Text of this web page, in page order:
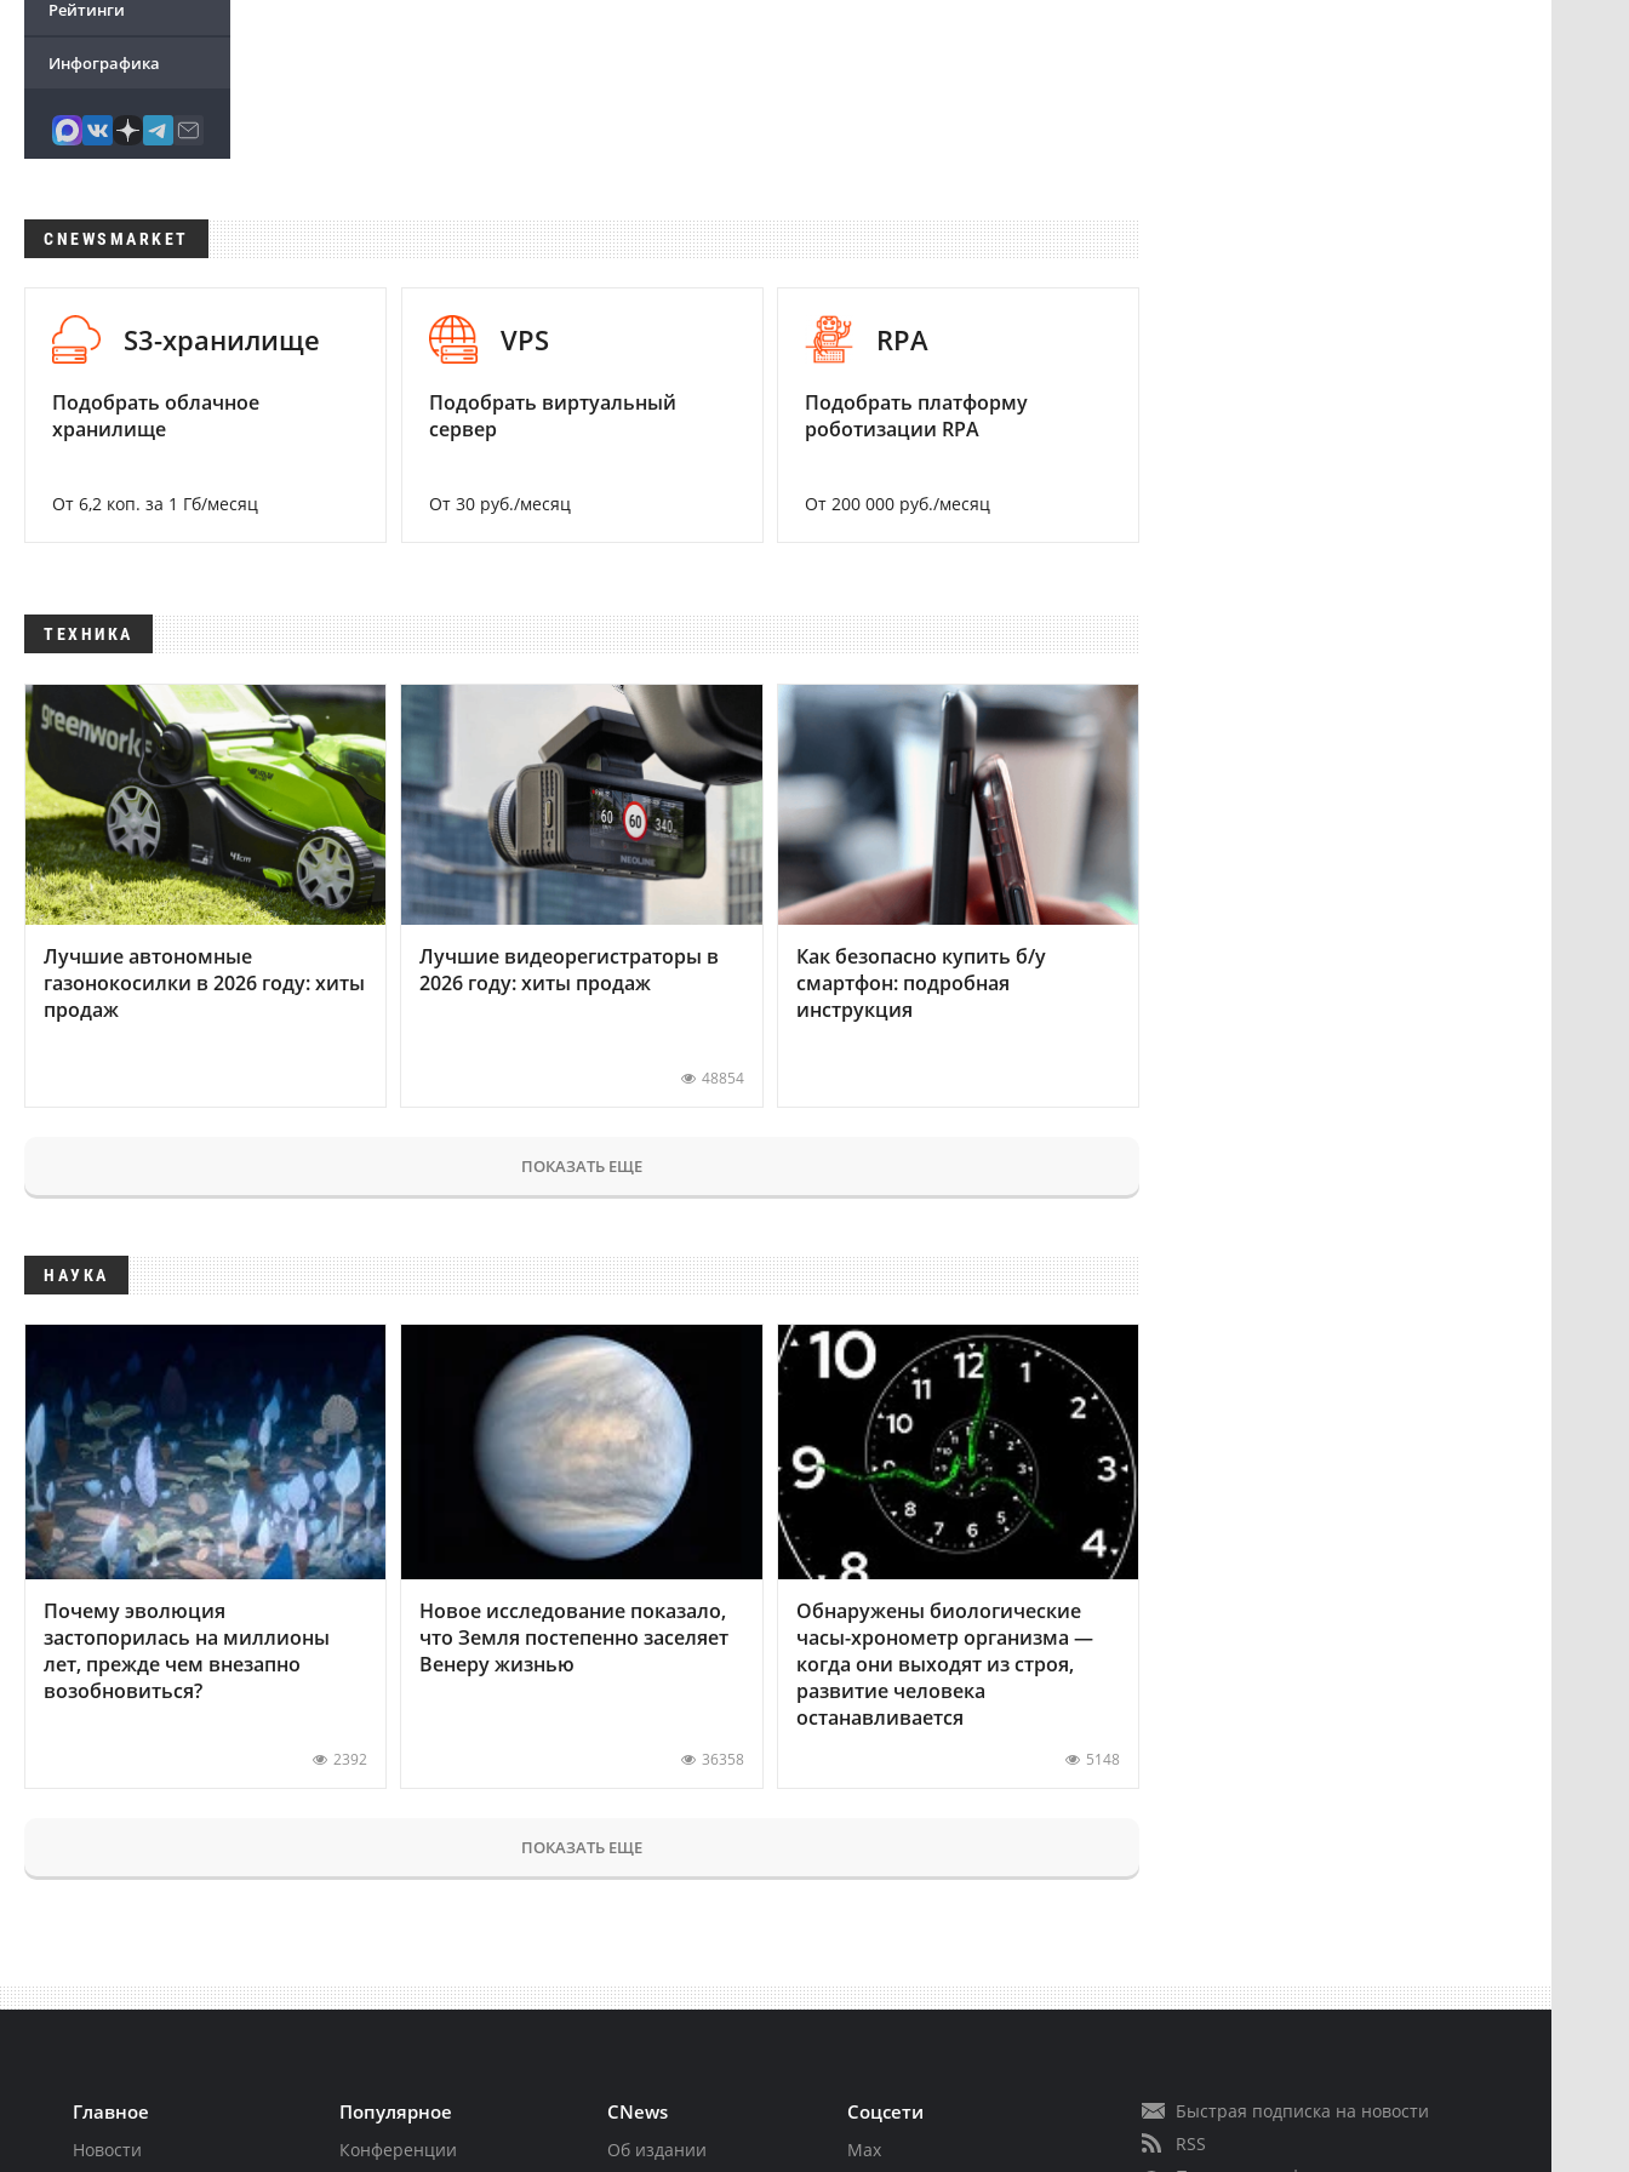
Рейтинги
Инфографика
CNEWSMARKET
S3-хранилище
Подобрать облачное
хранилище
От 6,2 коп. за 1 Гб/месяц
VPS
Подобрать виртуальный
сервер
От 30 руб./месяц
RPA
Подобрать платформу
роботизации RPA
От 200 000 руб./месяц
ТЕХНИКА
Лучшие автономные
газонокосилки в 2026 году: хиты
продаж
Лучшие видеорегистраторы в
2026 году: хиты продаж
48854
Как безопасно купить б/у
смартфон: подробная
инструкция
ПОКАЗАТЬ ЕЩЕ
НАУКА
Почему эволюция
застопорилась на миллионы
лет, прежде чем внезапно
возобновиться?
2392
Новое исследование показало,
что Земля постепенно заселяет
Венеру жизнью
36358
Обнаружены биологические
часы-хронометр организма —
когда они выходят из строя,
развитие человека
останавливается
5148
ПОКАЗАТЬ ЕЩЕ
Главное
Новости
Популярное
Конференции
CNews
Об издании
Соцсети
Max
Быстрая подписка на новости
RSS